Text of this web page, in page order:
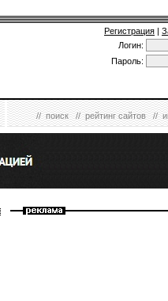
Регистрация |
Логин:
Пароль:
//поиск//рейтинг сайтов//